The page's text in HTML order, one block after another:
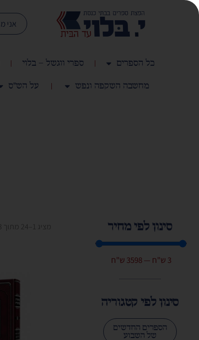
כל הספרים ספרי ווגשל – בלוי
מחשבה השקפה ונפש על הש"ס
סינון לפי מחיר
3 ש"ח —
3598 ש"ח
סינון לפי קטגוריה
הספרים החדשים
של השבוע
מציג 1–24 מתוך 113 תוצאות